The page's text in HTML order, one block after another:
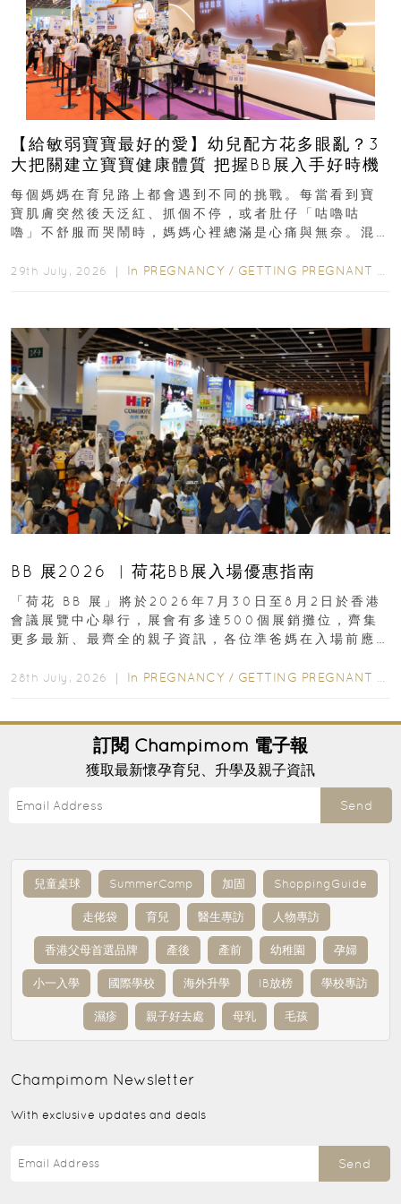
【給敏弱寶寶最好的愛】幼兒配方花多眼亂？3
大把關建立寶寶健康體質 把握BB展入手好時機
每個媽媽在育兒路上都會遇到不同的挑戰。每當看到寶
寶肌膚突然後天泛紅、抓個不停，或者肚仔「咕嚕咕
嚕」不舒服而哭鬧時，媽媽心裡總滿是心痛與無奈。混
29th July, 2026 ｜ In PREGNANCY / GETTING PREGNANT
BB 展2026 ︳荷花BB展入場優惠指南
「荷花 BB 展」將於2026年7月30日至8月2日於香港
會議展覽中心舉行，展會有多達500個展銷攤位，齊集
更多最新、最齊全的親子資訊，各位準爸媽在入場前應
28th July, 2026 ｜ In PREGNANCY / GETTING PREGNANT
訂閱 Champimom 電子報
獲取最新懷孕育兒、升學及親子資訊
Send
兒童桌球 SummerCamp 加固 ShoppingGuide
走佬袋 育兒 醫生專訪 人物專訪
香港父母首選品牌 產後 產前 幼稚園 孕婦
小一入學 國際學校 海外升學 IB放榜 學校專訪
濕疹 親子好去處 母乳 毛孩
Champimom Newsletter
With exclusive updates and deals
Send